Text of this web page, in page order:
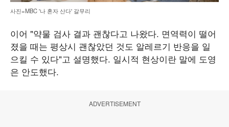
사진=MBC '나 혼자 산다' 갈무리
이어 "약물 검사 결과 괜찮다고 나왔다. 면역력이 떨어
졌을 때는 평상시 괜찮았던 것도 알레르기 반응을 일
으킬 수 있다"고 설명했다. 일시적 현상이란 말에 도영
은 안도했다.
ADVERTISEMENT